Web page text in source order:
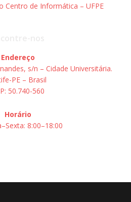
Centro de Informática – UFPE
Endereço
s/n – Cidade Universitária.
PE – Brasil
50.740-560
Horário
8:00–18:00